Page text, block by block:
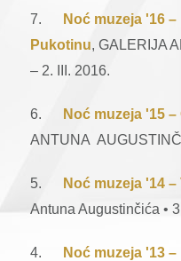
7.
Noć muzeja '16
Pukotinu, GALERIJA
– 2. III. 2016.
6. Noć muzeja '15
ANTUNA
5. Noć muzeja '14
Antuna Augustinčića •
4.
Noć muzeja '13